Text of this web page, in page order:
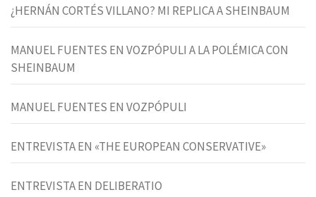
¿HERNÁN CORTÉS VILLANO? MI REPLICA A SHEINBAUM
MANUEL FUENTES EN VOZPÓPULI A LA POLÉMICA CON
SHEINBAUM
MANUEL FUENTES EN VOZPÓPULI
ENTREVISTA EN «THE EUROPEAN CONSERVATIVE»
ENTREVISTA EN DELIBERATIO